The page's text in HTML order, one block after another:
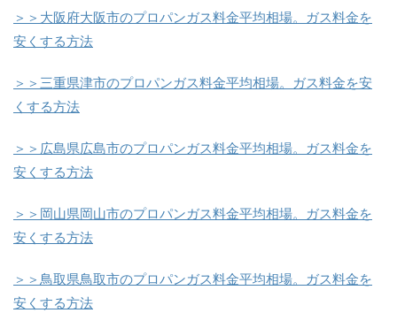
＞＞大阪府大阪市のプロパンガス料金平均相場。ガス料金を
安くする方法
＞＞三重県津市のプロパンガス料金平均相場。ガス料金を安
くする方法
＞＞広島県広島市のプロパンガス料金平均相場。ガス料金を
安くする方法
＞＞岡山県岡山市のプロパンガス料金平均相場。ガス料金を
安くする方法
＞＞鳥取県鳥取市のプロパンガス料金平均相場。ガス料金を
安くする方法